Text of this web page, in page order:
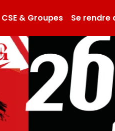
CSE & Groupes Se rendre